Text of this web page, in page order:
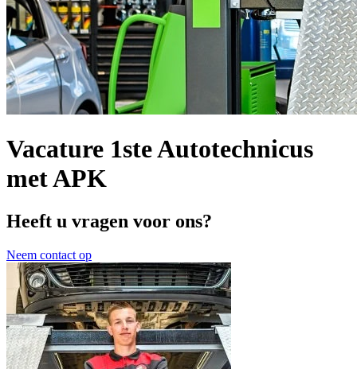
Vacature 1ste Autotechnicus
met APK
Heeft u vragen voor ons?
Neem contact op